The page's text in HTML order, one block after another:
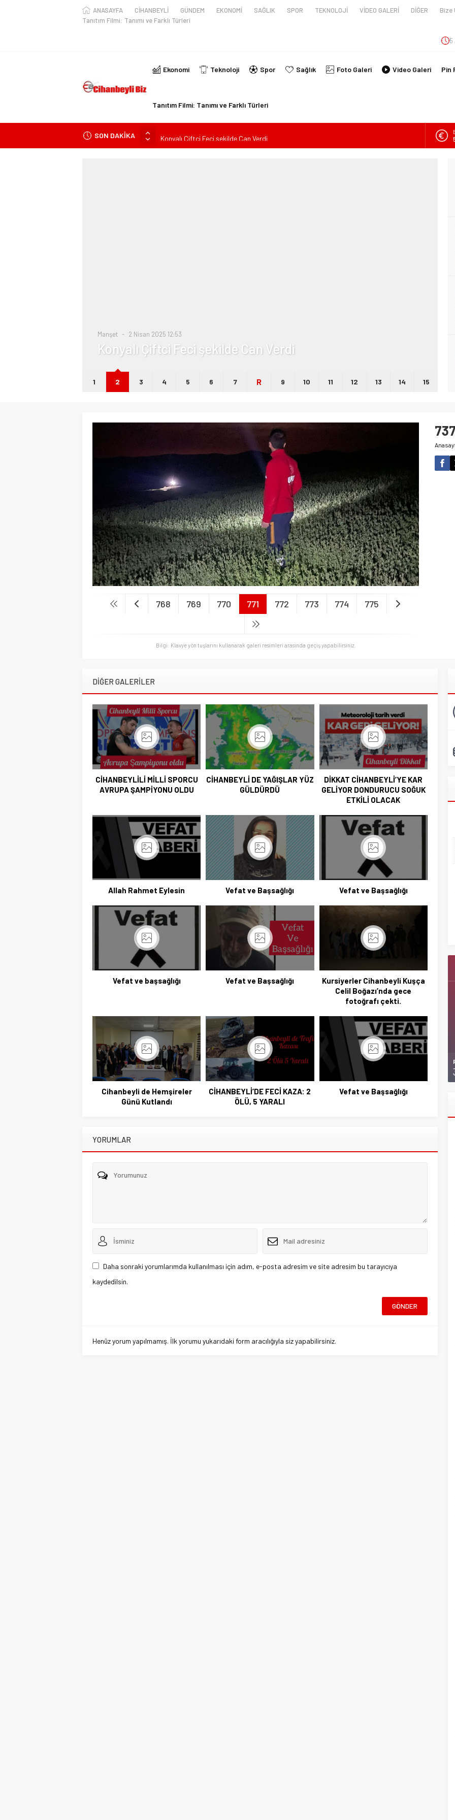
ANASAYFA CİHANBEYLİ GÜNDEM EKONOMİ SAĞLIK SPOR TEKNOLOJİ VİDEO GALERİ DİĞER Bize
Tanıtım Filmi: Tanımı ve Farklı Türleri
5
Ekonomi Teknoloji Spor Sağlık Foto Galeri Video Galeri Pin
Tanıtım Filmi: Tanımı ve Farklı Türleri
SON DAKİKA
Konyalı Çiftci Feci şekilde Can Verdi
Konya’da araçta oksijen tüpünün patlaması sonucu hayatını kaybeden biri bebek 2
Manşet 2 Nisan 2025 12:53
Konyalı Çiftci Feci şekilde Can Verdi
1 2 3 4 5 6 7 R 9 10 11 12 13 14 15
768 769 770 771 772 773 774 775
Bilgi: Klavye yön tuşlarını kullanarak galeri resimleri arasında geçiş yapabilirsiniz.
DİĞER GALERİLER
CİHANBEYLİLİ MİLLİ SPORCU
AVRUPA ŞAMPİYONU OLDU
CİHANBEYLİ DE YAĞIŞLAR YÜZ
GÜLDÜRDÜ
DİKKAT CİHANBEYLİ’YE KAR
GELİYOR DONDURUCU SOĞUK
ETKİLİ OLACAK
Allah Rahmet Eylesin Vefat ve Başsağlığı Vefat ve Başsağlığı
Vefat ve başsağlığı Vefat ve Başsağlığı
Kursiyerler Cihanbeyli Kuşça
Celil Boğazı’nda gece
fotoğrafı çekti.
Cihanbeyli de Hemşireler
Günü Kutlandı
CİHANBEYLİ’DE FECİ KAZA: 2
ÖLÜ, 5 YARALI
Vefat ve Başsağlığı
YORUMLAR
Daha sonraki yorumlarımda kullanılması için adım, e-posta adresim ve site adresim bu tarayıcıya
kaydedilsin.
Henüz yorum yapılmamış. İlk yorumu yukarıdaki form aracılığıyla siz yapabilirsiniz.
Ziyaretlerini Yoğunlaştırdı